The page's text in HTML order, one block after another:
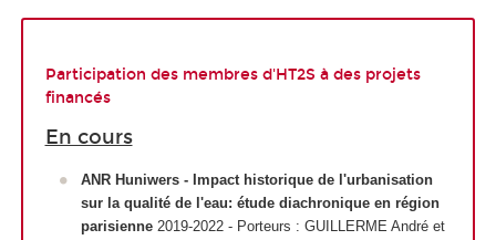
Participation des membres d'HT2S à des projets
financés
En cours
ANR Huniwers - Impact historique de l'urbanisation
sur la qualité de l'eau: étude diachronique en région
parisienne 2019-2022 - Porteurs : GUILLERME André et